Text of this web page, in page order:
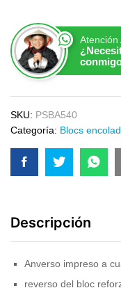
Atención
SKU: PSBA540
Categoría: Blocs
Descripción
Anverso impreso a
reverso del bloc